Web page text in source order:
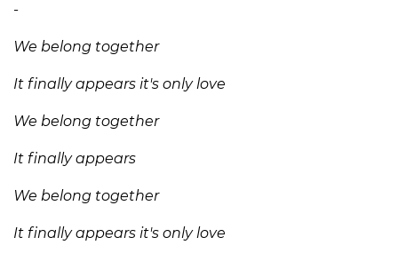
-
We belong together
It finally appears it's only love
We belong together
It finally appears
We belong together
It finally appears it's only love